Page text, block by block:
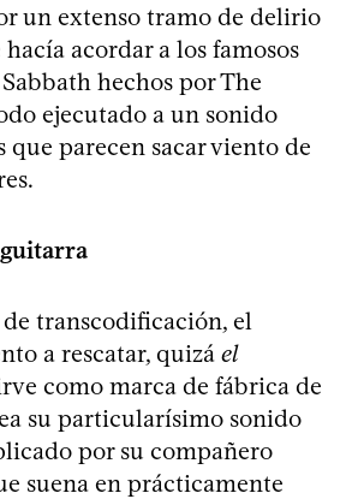
un extenso tramo de delirio
acordar a los famosos
hechos por The
ejecutado a un sonido
que parecen sacar viento de
transcodificación, el
a rescatar, quizá el
como marca de fábrica de
su particularísimo sonido
por su compañero
suena en prácticamente